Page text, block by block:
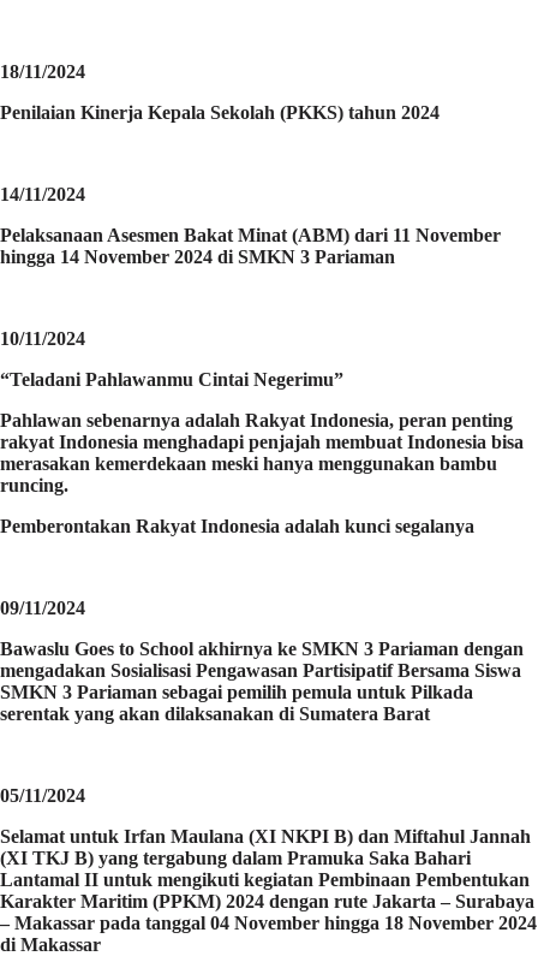
18/11/2024
Penilaian Kinerja Kepala Sekolah (PKKS) tahun 2024
14/11/2024
Pelaksanaan Asesmen Bakat Minat (ABM) dari 11 November
hingga 14 November 2024 di SMKN 3 Pariaman
10/11/2024
“Teladani Pahlawanmu Cintai Negerimu”
Pahlawan sebenarnya adalah Rakyat Indonesia, peran penting
rakyat Indonesia menghadapi penjajah membuat Indonesia bisa
merasakan kemerdekaan meski hanya menggunakan bambu
runcing.
Pemberontakan Rakyat Indonesia adalah kunci segalanya
09/11/2024
Bawaslu Goes to School akhirnya ke SMKN 3 Pariaman dengan
mengadakan Sosialisasi Pengawasan Partisipatif Bersama Siswa
SMKN 3 Pariaman sebagai pemilih pemula untuk Pilkada
serentak yang akan dilaksanakan di Sumatera Barat
05/11/2024
Selamat untuk Irfan Maulana (XI NKPI B) dan Miftahul Jannah
(XI TKJ B) yang tergabung dalam Pramuka Saka Bahari
Lantamal II untuk mengikuti kegiatan Pembinaan Pembentukan
Karakter Maritim (PPKM) 2024 dengan rute Jakarta – Surabaya
– Makassar pada tanggal 04 November hingga 18 November 2024
di Makassar